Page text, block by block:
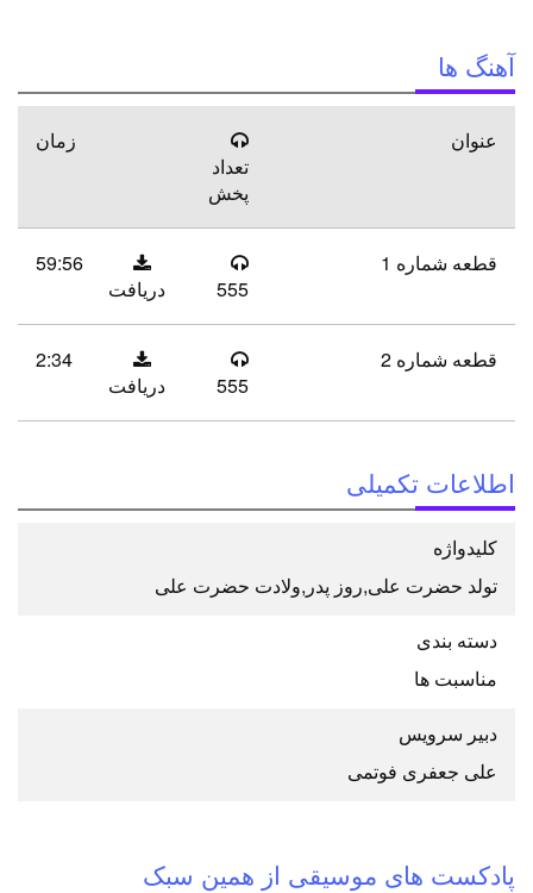
آهنگ ها
عنوان
زمان
تعداد
پخش
قطعه شماره 1
59:56
دریافت
555
قطعه شماره 2
2:34
دریافت
555
اطلاعات تکمیلی
كلیدواژه
تولد حضرت علی,روز پدر,ولادت حضرت علی
دسته بندی
مناسبت ها
دبیر سرویس
علی جعفری فوتمی
پادکست های موسیقی از همین سبک